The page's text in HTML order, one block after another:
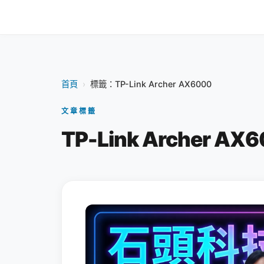
首頁 › 標籤：TP-Link Archer AX6000
文章標籤
TP-Link Archer